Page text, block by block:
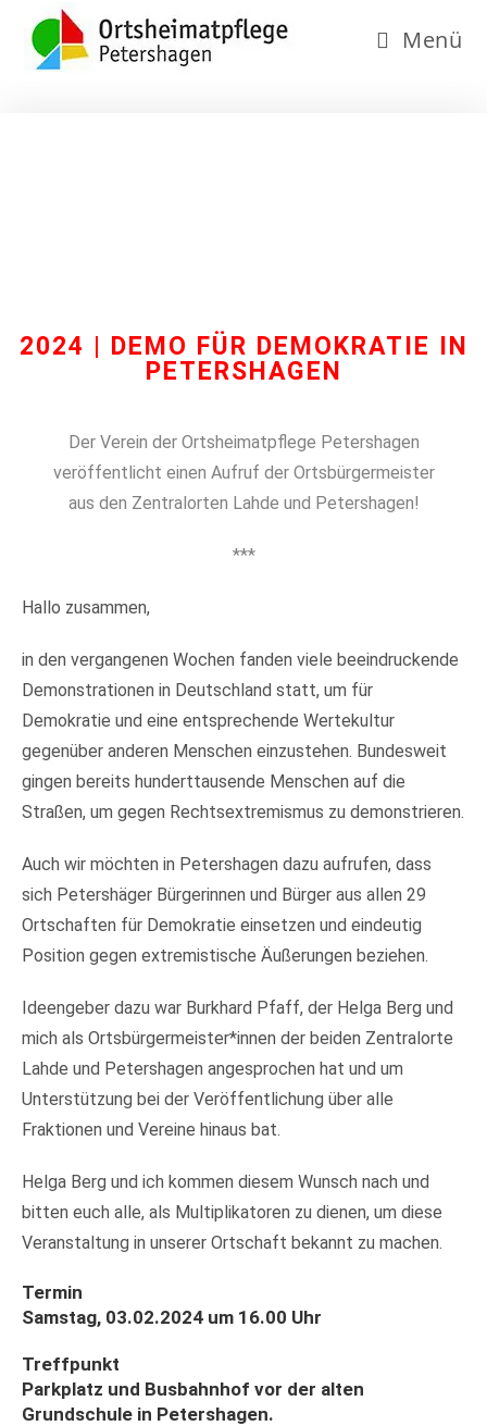
Menü
2024 | DEMO FÜR DEMOKRATIE IN
PETERSHAGEN
Der Verein der Ortsheimatpflege Petershagen
veröffentlicht einen Aufruf der Ortsbürgermeister
aus den Zentralorten Lahde und Petershagen!
***
Hallo zusammen,
in den vergangenen Wochen fanden viele beeindruckende
Demonstrationen in Deutschland statt, um für
Demokratie und eine entsprechende Wertekultur
gegenüber anderen Menschen einzustehen. Bundesweit
gingen bereits hunderttausende Menschen auf die
Straßen, um gegen Rechtsextremismus zu demonstrieren.
Auch wir möchten in Petershagen dazu aufrufen, dass
sich Petershäger Bürgerinnen und Bürger aus allen 29
Ortschaften für Demokratie einsetzen und eindeutig
Position gegen extremistische Äußerungen beziehen.
Ideengeber dazu war Burkhard Pfaff, der Helga Berg und
mich als Ortsbürgermeister*innen der beiden Zentralorte
Lahde und Petershagen angesprochen hat und um
Unterstützung bei der Veröffentlichung über alle
Fraktionen und Vereine hinaus bat.
Helga Berg und ich kommen diesem Wunsch nach und
bitten euch alle, als Multiplikatoren zu dienen, um diese
Veranstaltung in unserer Ortschaft bekannt zu machen.
Termin
Samstag, 03.02.2024 um 16.00 Uhr
Treffpunkt
Parkplatz und Busbahnhof vor der alten
Grundschule in Petershagen.